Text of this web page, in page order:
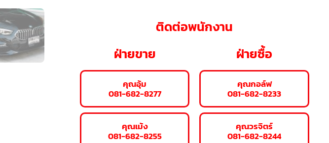
ติดต่อพนักงาน
ฝ่ายขาย
คุณอุ้ม
081-682-8277
คุณเม้ง
081-682-8255
ฝ่ายซื้อ
คุณกอล์ฟ
081-682-8233
คุณวรจิตร์
081-682-8244